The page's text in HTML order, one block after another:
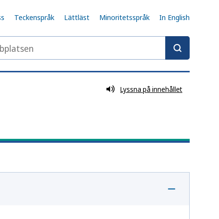
Teckenspråk Lättläst Minoritetsspråk In English
Lyssna på innehållet